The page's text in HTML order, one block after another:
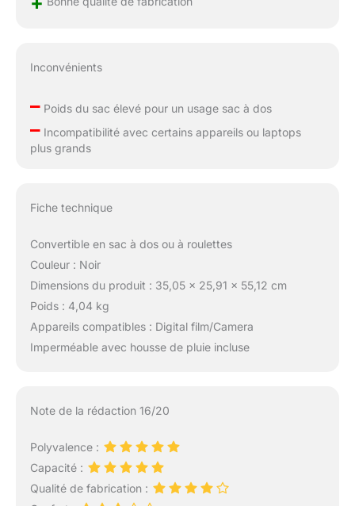
Inconvénients
–Poids du sac élevé pour un usage sac à dos
–Incompatibilité avec certains appareils ou laptops
plus grands
Fiche technique
Convertible en sac à dos ou à roulettes
Couleur : Noir
Dimensions du produit : 35,05 x 25,91 x 55,12 cm
Poids : 4,04 kg
Appareils compatibles : Digital film/Camera
Imperméable avec housse de pluie incluse
Note de la rédaction 16/20
Polyvalence :
Capacité :
Qualité de fabrication :